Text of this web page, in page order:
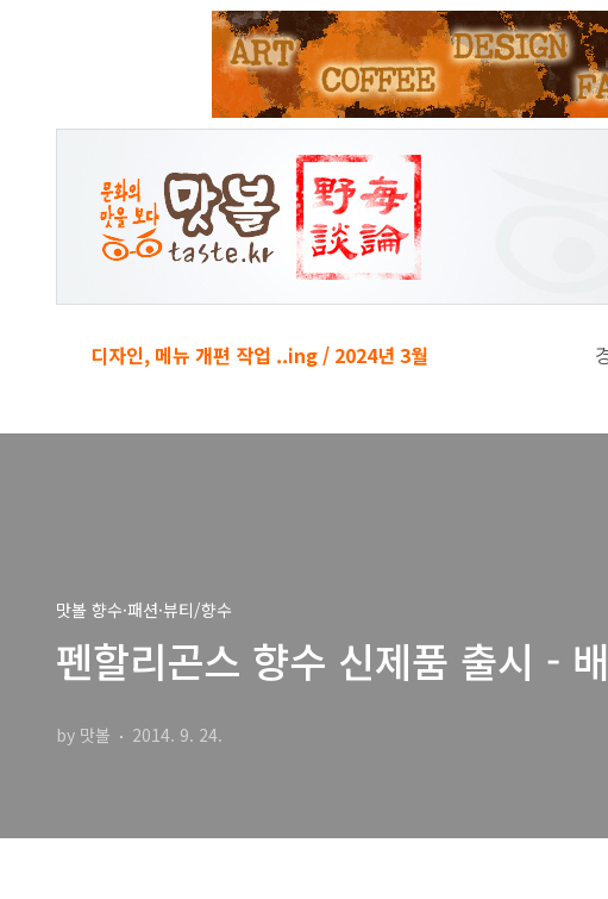
디자인, 메뉴 개편 작업 ..ing / 2024년 3월 경박단소 키치의
맛볼 향수·패션·뷰티/향수
펜할리곤스 향수 신제품 출시 -
by 맛볼 2014. 9. 24.